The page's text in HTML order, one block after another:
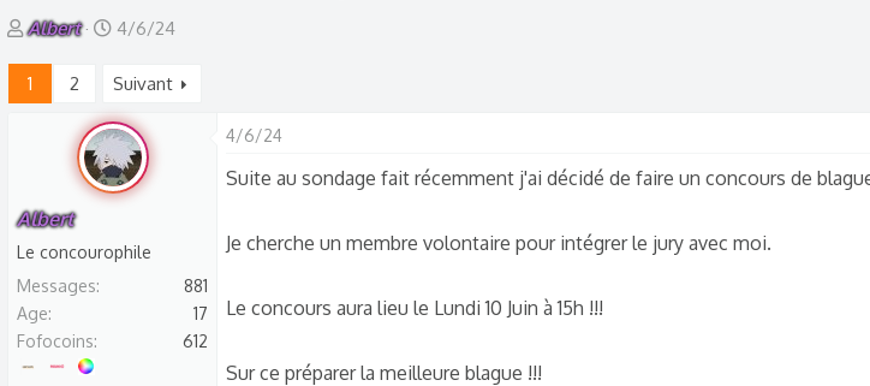
A
t
d
e
a
d
Albert
D
t
e
d
e
d
b
4/6/24
1 2 Suivant
Albert
Le concourophile
Messages
881
Age
17
Fofocoins
612
4/6/24
Suite au sondage fait récemment j'ai décidé de faire un concours de
Je cherche un membre volontaire pour intégrer le jury avec moi.
Le concours aura lieu le Lundi 10 Juin à 15h !!!
Sur ce préparer la meilleure blague !!!